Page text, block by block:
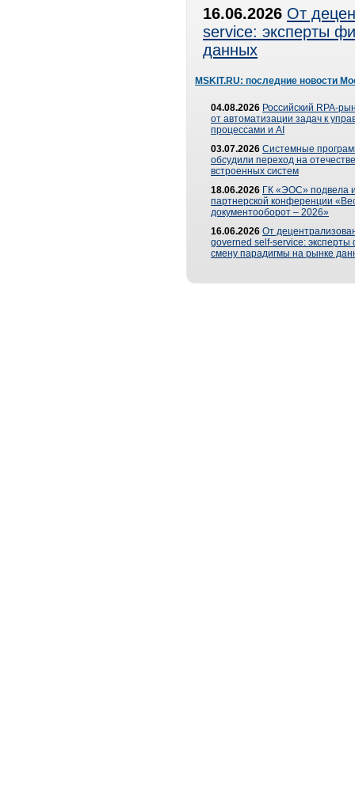
16.06.2026 От
service: эксперты
данных
MSKIT.RU: последние новости
04.08.2026 Российский RPA-
от автоматизации задач к
процессами и AI
03.07.2026 Системные
обсудили переход на
встроенных систем
18.06.2026 ГК «ЭОС» подвела
партнерской конференции
документооборот – 2026»
16.06.2026 От
governed self-service: эксперты
смену парадигмы на рынке